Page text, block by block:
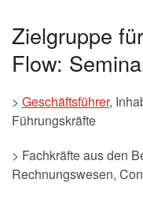
Zielgruppe
Flow:
> Geschäftsführer,
Führungskräfte
> Fachkräfte aus den
Rechnungswesen,